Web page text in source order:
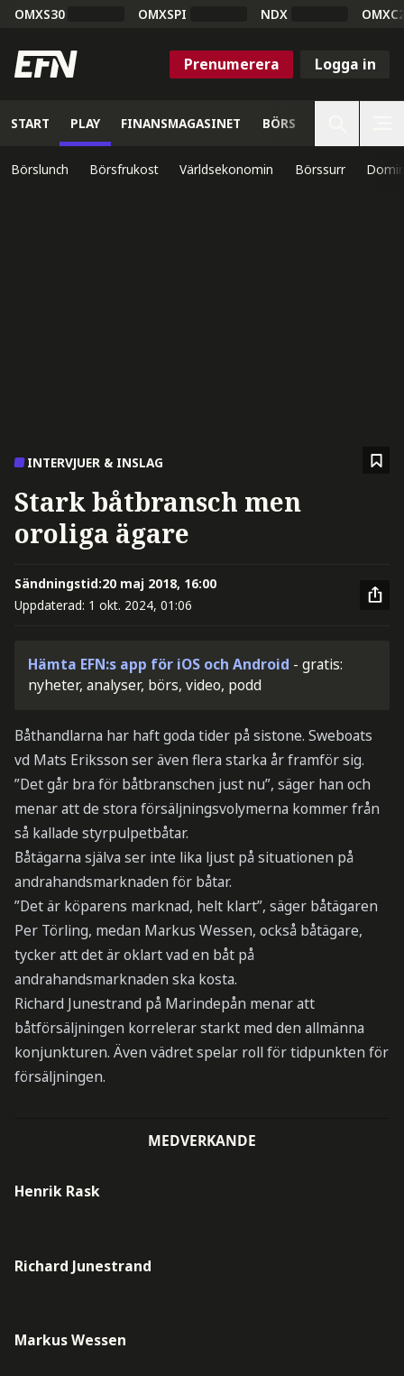
OMXS30 OMXSPI NDX
Prenumerera Logga in
START PLAY FINANSMAGASINET BÖRS
Börslunch Börsfrukost Världsekonomin Börssurr
INTERVJUER & INSLAG
Stark båtbransch men
oroliga ägare
Sändningstid:20 maj 2018, 16:00
Uppdaterad: 1 okt. 2024, 01:06
Hämta EFN:s app för iOS och Android - gratis:
nyheter, analyser, börs, video, podd
Båthandlarna har haft goda tider på sistone. Sweboats
vd Mats Eriksson ser även flera starka år framför sig.
”Det går bra för båtbranschen just nu”, säger han och
menar att de stora försäljningsvolymerna kommer från
så kallade styrpulpetbåtar.
Båtägarna själva ser inte lika ljust på situationen på
andrahandsmarknaden för båtar.
”Det är köparens marknad, helt klart”, säger båtägaren
Per Törling, medan Markus Wessen, också båtägare,
tycker att det är oklart vad en båt på
andrahandsmarknaden ska kosta.
Richard Junestrand på Marindepån menar att
båtförsäljningen korrelerar starkt med den allmänna
konjunkturen. Även vädret spelar roll för tidpunkten för
försäljningen.
MEDVERKANDE
Henrik Rask
Richard Junestrand
Markus Wessen